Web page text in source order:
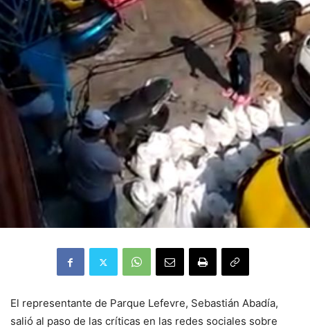
El representante de Parque Lefevre, Sebastián Abadía,
salió al paso de las críticas en las redes sociales sobre